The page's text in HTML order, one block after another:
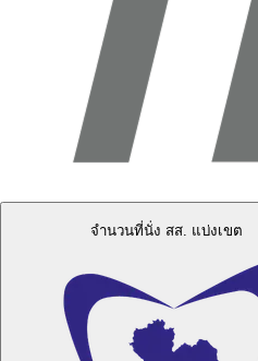
จำนวนที่นั่ง สส. แบ่งเขต